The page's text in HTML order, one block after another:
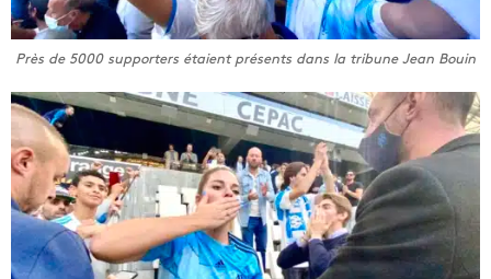
Près de 5000 supporters étaient présents dans la tribune Jean Bouin